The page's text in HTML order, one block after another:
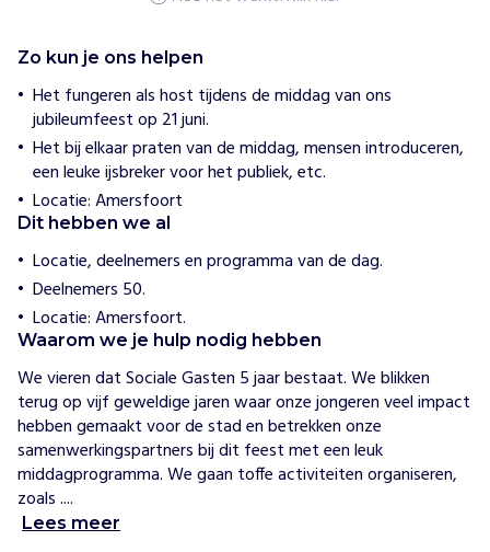
a
t
e
n
H
o
e
i
h
e
l
p
n
E
e
n
j
o
n
Zo kun je ons helpen
Het fungeren als host tijdens de middag van ons
jubileumfeest op 21 juni.
Het bij elkaar praten van de middag, mensen introduceren,
een leuke ijsbreker voor het publiek, etc.
Locatie: Amersfoort
Dit hebben we al
Locatie, deelnemers en programma van de dag.
Deelnemers 50.
Locatie: Amersfoort.
Waarom we je hulp nodig hebben
We vieren dat Sociale Gasten 5 jaar bestaat. We blikken
terug op vijf geweldige jaren waar onze jongeren veel impact
hebben gemaakt voor de stad en betrekken onze
samenwerkingspartners bij dit feest met een leuk
middagprogramma. We gaan toffe activiteiten organiseren,
zoals ....
Lees meer